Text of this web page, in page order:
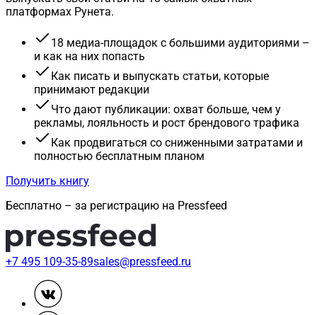
платформах Рунета.
18 медиа-площадок с большими аудиториями –
и как на них попасть
Как писать и выпускать статьи, которые
принимают редакции
Что дают публикации: охват больше, чем у
рекламы, лояльность и рост брендового трафика
Как продвигаться со сниженными затратами и
полностью бесплатным планом
Получить книгу
Бесплатно – за регистрацию на Pressfeed
+7 495 109-35-89sales@pressfeed.ru